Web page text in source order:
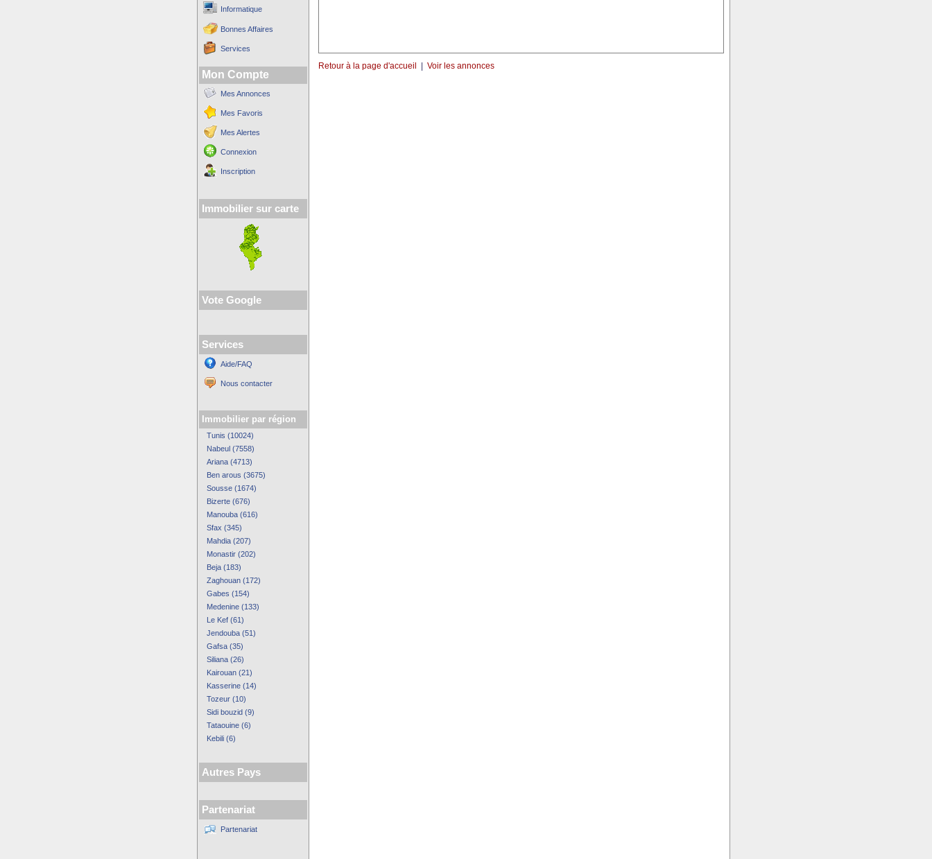
Informatique
Bonnes Affaires
Services
Mon Compte
Mes Annonces
Mes Favoris
Mes Alertes
Connexion
Inscription
Immobilier sur carte
Vote Google
Services
Aide/FAQ
Nous contacter
Immobilier par région
Tunis (10024)
Nabeul (7558)
Ariana (4713)
Ben arous (3675)
Sousse (1674)
Bizerte (676)
Manouba (616)
Sfax (345)
Mahdia (207)
Monastir (202)
Beja (183)
Zaghouan (172)
Gabes (154)
Medenine (133)
Le Kef (61)
Jendouba (51)
Gafsa (35)
Siliana (26)
Kairouan (21)
Kasserine (14)
Tozeur (10)
Sidi bouzid (9)
Tataouine (6)
Kebili (6)
Autres Pays
Partenariat
Partenariat
Retour à la page d'accueil Voir les annonces